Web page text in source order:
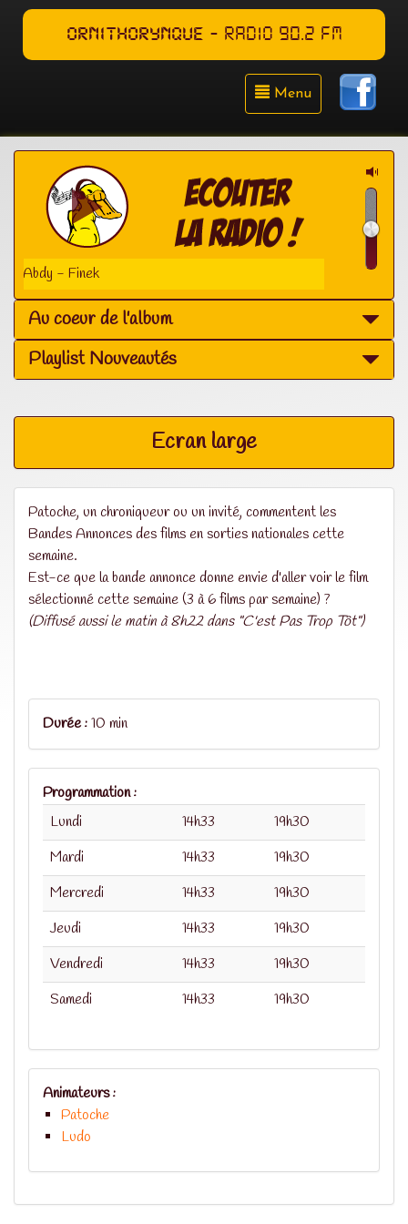
ORNITHORYNQUE - RADIO 90.2 FM
Menu
Abdy - Finek
Au coeur de l'album
Playlist Nouveautés
Ecran large
Patoche, un chroniqueur ou un invité, commentent les
Bandes Annonces des films en sorties nationales cette
semaine.
Est-ce que la bande annonce donne envie d'aller voir le film
sélectionné cette semaine (3 à 6 films par semaine) ?
(Diffusé aussi le matin à 8h22 dans "C'est Pas Trop Tôt")
Durée :10 min
Programmation :
Lundi
14h33
19h30
Mardi
14h33
19h30
Mercredi
14h33
19h30
Jeudi
14h33
19h30
Vendredi
14h33
19h30
Samedi
14h33 19h30
Animateurs :
Patoche
Ludo